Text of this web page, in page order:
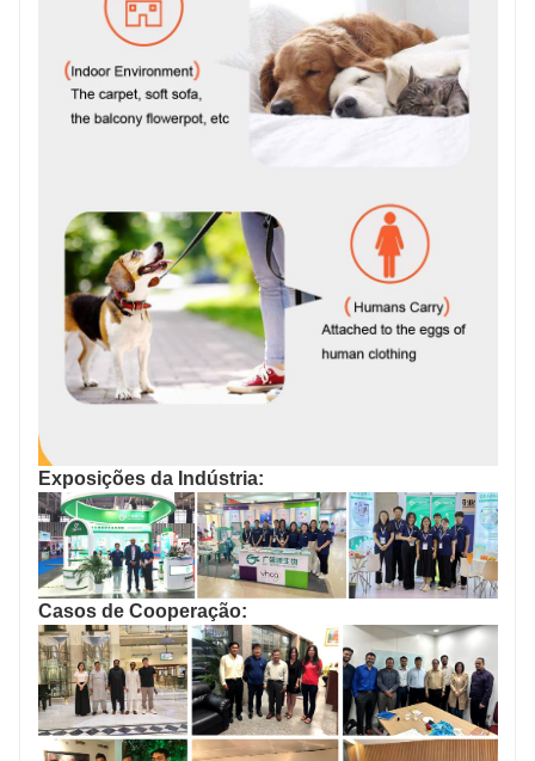
Exposições da Indústria:
Casos de Cooperação: